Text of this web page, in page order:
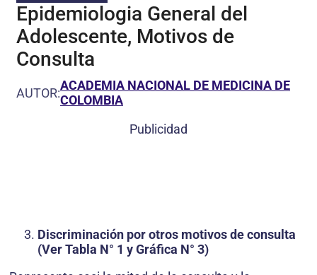
Epidemiologia General del
Adolescente, Motivos de
Consulta
AUTOR:ACADEMIA NACIONAL DE MEDICINA DE
COLOMBIA
Publicidad
Discriminación por otros motivos de consulta
(Ver Tabla N° 1 y Gráfica N° 3)